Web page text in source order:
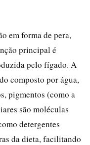
em forma de pera,
principal é
pelo fígado. A
composto por água,
pigmentos (como a
são moléculas
detergentes
da dieta, facilitando